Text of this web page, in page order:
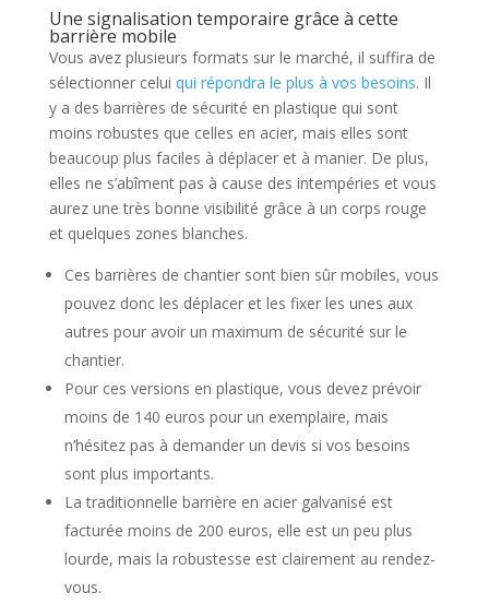
Une signalisation temporaire grâce à cette
barrière mobile
Vous avez plusieurs formats sur le marché, il suffira de
sélectionner celui qui répondra le plus à vos besoins. Il
y a des barrières de sécurité en plastique qui sont
moins robustes que celles en acier, mais elles sont
beaucoup plus faciles à déplacer et à manier. De plus,
elles ne s’abîment pas à cause des intempéries et vous
aurez une très bonne visibilité grâce à un corps rouge
et quelques zones blanches.
Ces barrières de chantier sont bien sûr mobiles, vous
pouvez donc les déplacer et les fixer les unes aux
autres pour avoir un maximum de sécurité sur le
chantier.
Pour ces versions en plastique, vous devez prévoir
moins de 140 euros pour un exemplaire, mais
n’hésitez pas à demander un devis si vos besoins
sont plus importants.
La traditionnelle barrière en acier galvanisé est
facturée moins de 200 euros, elle est un peu plus
lourde, mais la robustesse est clairement au rendez-
vous.